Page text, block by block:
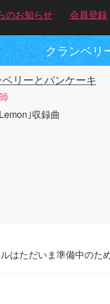
のお知らせ 会員登録
クランベリ
リーとパンケーキ
｣収録曲
ただいま準備中のた